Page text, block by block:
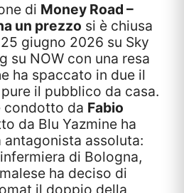
di Money Road –
un prezzo si è chiusa
giugno 2026 su Sky
su NOW con una resa
ha spaccato in due il
il pubblico da casa.
condotto da Fabio
da Blu Yazmine ha
assoluta:
di Bologna,
ha deciso di
il doppio della